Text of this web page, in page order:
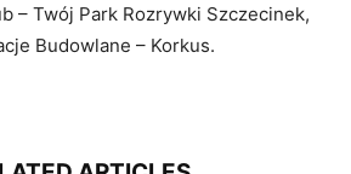
– Twój Park Rozrywki Szczecinek,
Budowlane – Korkus.